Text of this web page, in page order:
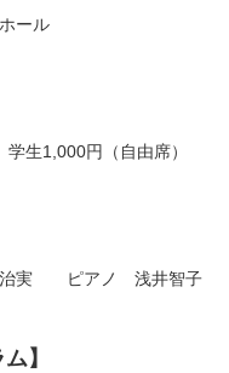
ール
生1,000円（自由席）
治実 ピアノ 浅井智子
】